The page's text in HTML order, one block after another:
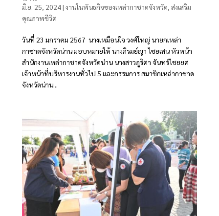
มิ.ย. 25, 2024| งานในพันธกิจของเหล่ากาชาดจังหวัด, ส่งเสริม
คุณภาพชีวิต
วันที่ 23 มกราคม 2567 นางเหมือนใจ วงศ์ใหญ่ นายกเหล่า
กาชาดจังหวัดน่าน มอบหมายให้ นางภิรมย์ญา ไชยเสน หัวหน้า
สำนักงานเหล่ากาชาดจังหวัดน่าน นางสาวภูริตา จันทร์ไชยยศ
เจ้าหน้าที่บริหารงานทั่วไป 5 และกรรมการ สมาชิกเหล่ากาชาด
จังหวัดน่าน...